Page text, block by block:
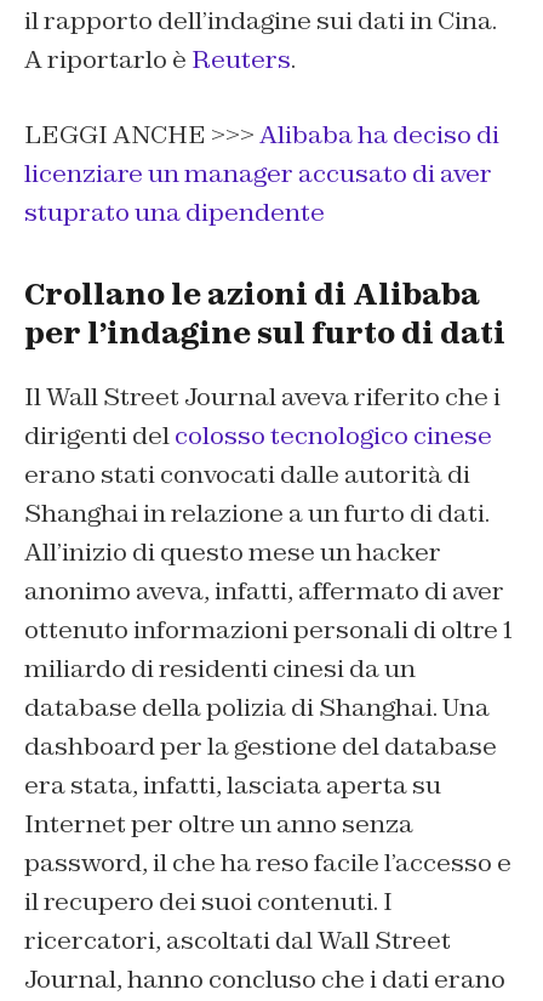
il rapporto dell’indagine sui dati in Cina.
A riportarlo è Reuters.
LEGGI ANCHE >>>Alibaba ha deciso di
licenziare un manager accusato di aver
stuprato una dipendente
Crollano le azioni di Alibaba
per l’indagine sul furto di dati
Il Wall Street Journal aveva riferito che i
dirigenti delcolosso tecnologico cinese
erano stati convocati dalle autorità di
Shanghai in relazione a un furto di dati.
All’inizio di questo mese un hacker
anonimo aveva, infatti, affermato di aver
ottenuto informazioni personali di oltre 1
miliardo di residenti cinesi da un
database della polizia di Shanghai. Una
dashboard per la gestione del database
era stata, infatti, lasciata aperta su
Internet per oltre un anno senza
password, il che ha reso facile l’accesso e
il recupero dei suoi contenuti. I
ricercatori, ascoltati dal Wall Street
Journal, hanno concluso che i dati erano